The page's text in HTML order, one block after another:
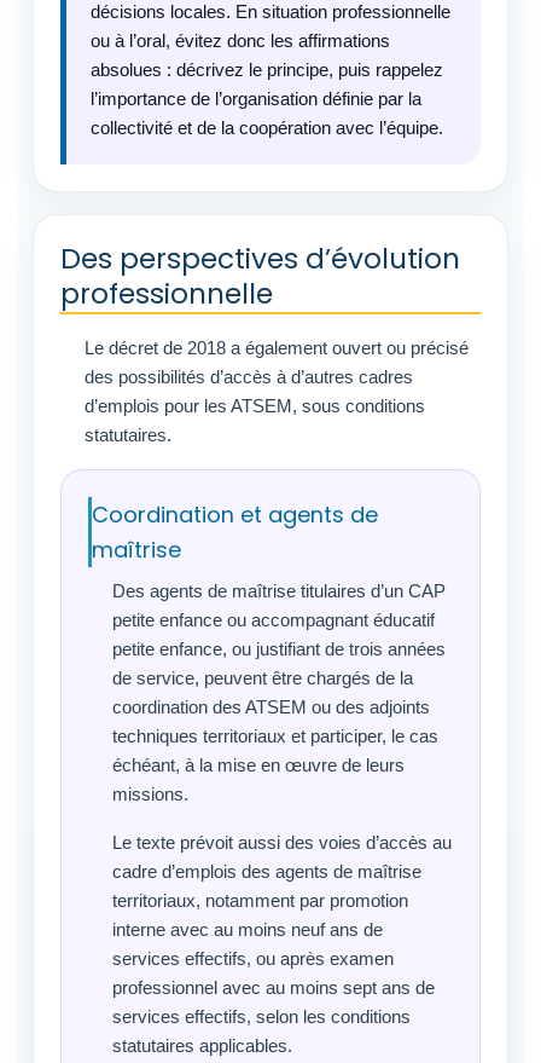
décisions locales. En situation professionnelle
ou à l’oral, évitez donc les affirmations
absolues : décrivez le principe, puis rappelez
l’importance de l’organisation définie par la
collectivité et de la coopération avec l’équipe.
Des perspectives d’évolution
professionnelle
Le décret de 2018 a également ouvert ou précisé
des possibilités d’accès à d’autres cadres
d’emplois pour les ATSEM, sous conditions
statutaires.
Coordination et agents de
maîtrise
Des agents de maîtrise titulaires d’un CAP
petite enfance ou accompagnant éducatif
petite enfance, ou justifiant de trois années
de service, peuvent être chargés de la
coordination des ATSEM ou des adjoints
techniques territoriaux et participer, le cas
échéant, à la mise en œuvre de leurs
missions.
Le texte prévoit aussi des voies d’accès au
cadre d’emplois des agents de maîtrise
territoriaux, notamment par promotion
interne avec au moins neuf ans de
services effectifs, ou après examen
professionnel avec au moins sept ans de
services effectifs, selon les conditions
statutaires applicables.